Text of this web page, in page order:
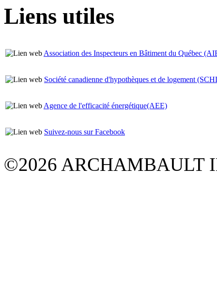
Liens utiles
Association des Inspecteurs en Bâtiment du Québec
Société canadienne d'hypothèques et de logement
Agence de l'efficacité énergétique(AEE)
Suivez-nous sur Facebook
©2026 ARCHAMBAULT